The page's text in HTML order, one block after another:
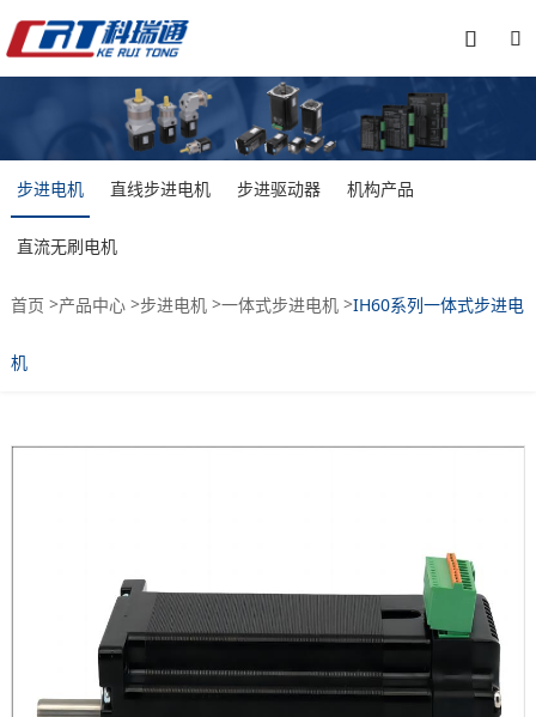


步进电机 直线步进电机 步进驱动器 机构产品
直流无刷电机
首页 >产品中心>步进电机>一体式步进电机>IH60系列一体式步进电
机